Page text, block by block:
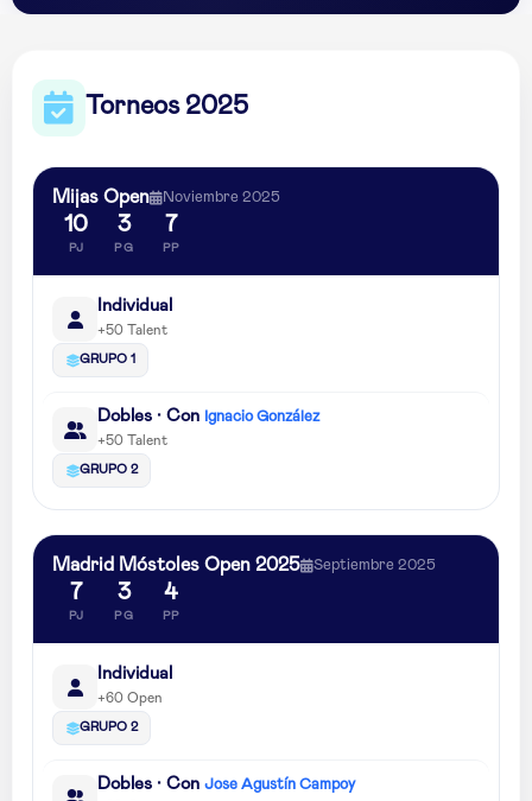
Torneos 2025
Mijas Open Noviembre 2025
10
PJ
3
PG
7
PP
Individual
+50 Talent
GRUPO 1
Dobles · Con Ignacio González
+50 Talent
GRUPO 2
Madrid Móstoles Open 2025 Septiembre 2025
7
PJ
3
PG
4
PP
Individual
+60 Open
GRUPO 2
Dobles · Con Jose Agustín Campoy